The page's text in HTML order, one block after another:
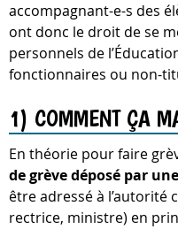
accompagnant-e-s des
ont donc le droit de se
personnels de
fonctionnaires ou non-
1) COMMENT ÇA
En théorie pour faire
de grève déposé par
être adressé à l’autorité
rectrice, ministre) en